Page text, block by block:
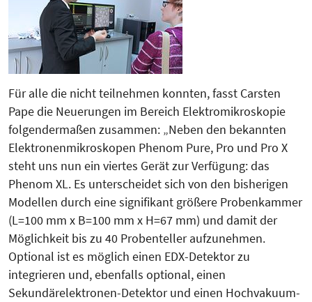
Für alle die nicht teilnehmen konnten, fasst Carsten
Pape die Neuerungen im Bereich Elektromikroskopie
folgendermaßen zusammen: „Neben den bekannten
Elektronenmikroskopen Phenom Pure, Pro und Pro X
steht uns nun ein viertes Gerät zur Verfügung: das
Phenom XL. Es unterscheidet sich von den bisherigen
Modellen durch eine signifikant größere Probenkammer
(L=100 mm x B=100 mm x H=67 mm) und damit der
Möglichkeit bis zu 40 Probenteller aufzunehmen.
Optional ist es möglich einen EDX-Detektor zu
integrieren und, ebenfalls optional, einen
Sekundärelektronen-Detektor und einen Hochvakuum-